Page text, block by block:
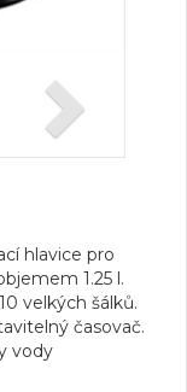
hlavice pro
1.25 l.
velkých šálků.
časovač.
vody